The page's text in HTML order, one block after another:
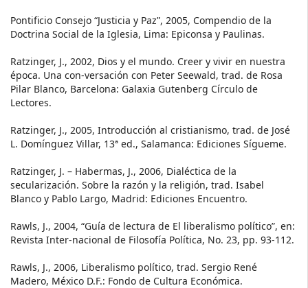
Pontificio Consejo “Justicia y Paz”, 2005, Compendio de la
Doctrina Social de la Iglesia, Lima: Epiconsa y Paulinas.
Ratzinger, J., 2002, Dios y el mundo. Creer y vivir en nuestra
época. Una con-versación con Peter Seewald, trad. de Rosa
Pilar Blanco, Barcelona: Galaxia Gutenberg Círculo de
Lectores.
Ratzinger, J., 2005, Introducción al cristianismo, trad. de José
L. Domínguez Villar, 13ª ed., Salamanca: Ediciones Sígueme.
Ratzinger, J. – Habermas, J., 2006, Dialéctica de la
secularización. Sobre la razón y la religión, trad. Isabel
Blanco y Pablo Largo, Madrid: Ediciones Encuentro.
Rawls, J., 2004, “Guía de lectura de El liberalismo político”, en:
Revista Inter-nacional de Filosofía Política, No. 23, pp. 93-112.
Rawls, J., 2006, Liberalismo político, trad. Sergio René
Madero, México D.F.: Fondo de Cultura Económica.